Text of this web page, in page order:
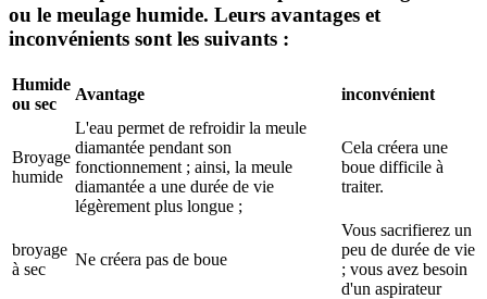
ou le meulage humide. Leurs avantages et
inconvénients sont les suivants :
Humide
ou sec
Avantage inconvénient
Broyage
humide
L'eau permet de refroidir la meule
diamantée pendant son
fonctionnement ; ainsi, la meule
diamantée a une durée de vie
légèrement plus longue ;
Cela créera une
boue difficile à
traiter.
broyage
à sec
Ne créera pas de boue
Vous sacrifierez un
peu de durée de vie
; vous avez besoin
d'un aspirateur